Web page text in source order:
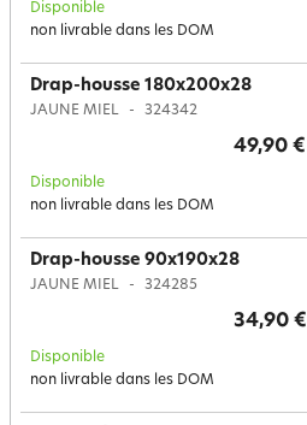
Disponible
non livrable dans les DOM
Drap-housse 180x200x28
JAUNE MIEL 324342
49,90 €
Disponible
non livrable dans les DOM
Drap-housse 90x190x28
JAUNE MIEL 324285
34,90 €
Disponible
non livrable dans les DOM